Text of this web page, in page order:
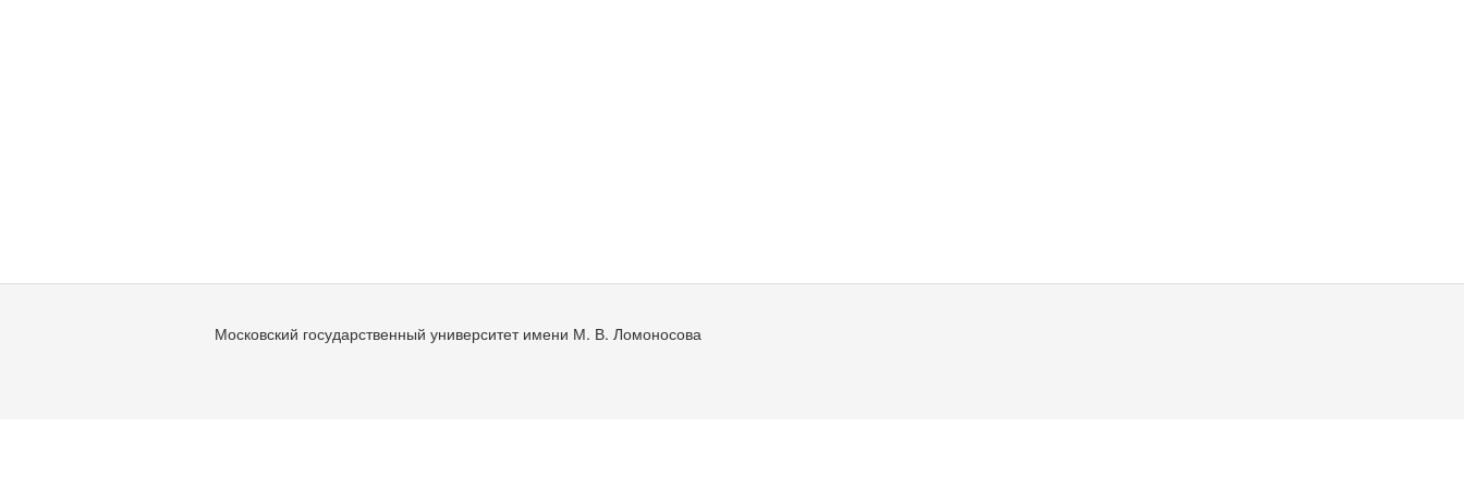
Московский государственный университет имени М. В. Ломоносова